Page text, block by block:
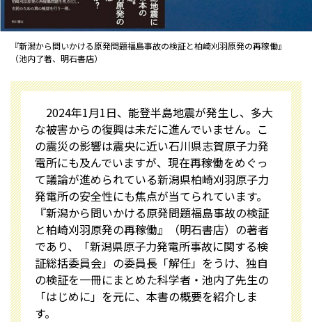
『新潟から問いかける原発問題――福島事故の検証と柏崎刈羽原発の再稼働』
（池内了著、明石書店）
2024年1月1日、能登半島地震が発生し、多大
な被害からの復興は未だに進んでいません。こ
の震災の影響は震央に近い石川県志賀原子力発
電所にも及んでいますが、現在再稼働をめぐっ
て議論が進められている新潟県柏崎刈羽原子力
発電所の安全性にも焦点が当てられています。
『新潟から問いかける原発問題――福島事故の検証
と柏崎刈羽原発の再稼働』（明石書店）の著者
であり、「新潟県原子力発電所事故に関する検
証総括委員会」の委員長「解任」をうけ、独自
の検証を一冊にまとめた科学者・池内了先生の
「はじめに」を元に、本書の概要を紹介しま
す。